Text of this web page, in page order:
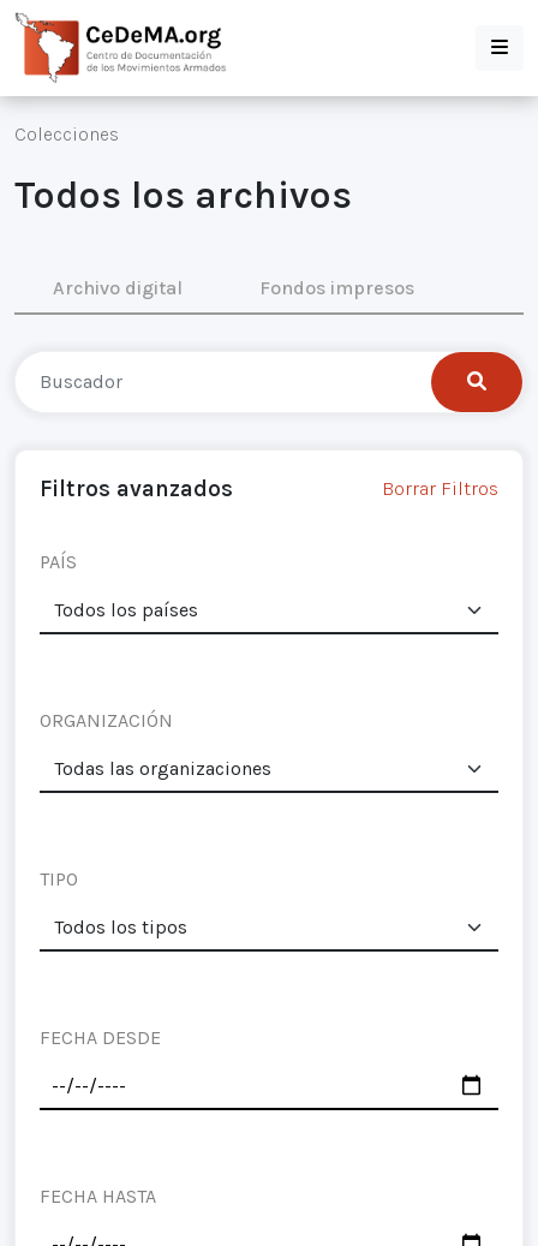
Colecciones
Todos los archivos
Archivo digital Fondos impresos
Filtros avanzados Borrar Filtros
PAÍS
ORGANIZACIÓN
TIPO
FECHA DESDE
FECHA HASTA